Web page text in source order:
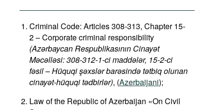
Criminal Code: Articles 308-313, Chapter 15-
2 – Corporate criminal responsibility
(Azərbaycan Respublikasının Cinayət
Məcəlləsi: 308-312-1-ci maddələr, 15-2-ci
fəsil – Hüquqi şəxslər barəsində tətbiq olunan
cinayət-hüquqi tədbirlər​), (Azerbaijani);
Law of the Republic of Azerbaijan «On Civil